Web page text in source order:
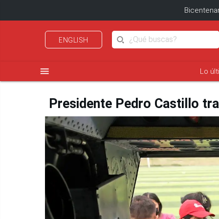
ENGLISH
menu Lo
Presidente Pedro Castillo